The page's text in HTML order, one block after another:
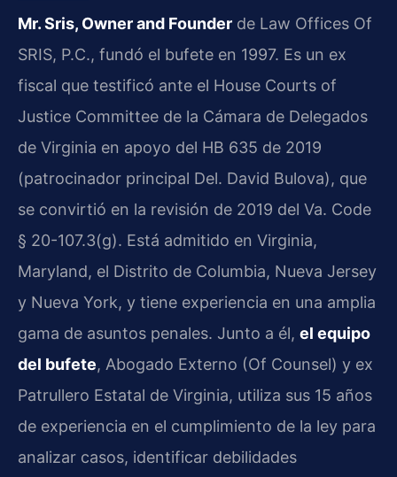
Mr. Sris, Owner and Founder de Law Offices Of
SRIS, P.C., fundó el bufete en 1997. Es un ex
fiscal que testificó ante el House Courts of
Justice Committee de la Cámara de Delegados
de Virginia en apoyo del HB 635 de 2019
(patrocinador principal Del. David Bulova), que
se convirtió en la revisión de 2019 del Va. Code
§ 20-107.3(g). Está admitido en Virginia,
Maryland, el Distrito de Columbia, Nueva Jersey
y Nueva York, y tiene experiencia en una amplia
gama de asuntos penales. Junto a él, el equipo
del bufete, Abogado Externo (Of Counsel) y ex
Patrullero Estatal de Virginia, utiliza sus 15 años
de experiencia en el cumplimiento de la ley para
analizar casos, identificar debilidades